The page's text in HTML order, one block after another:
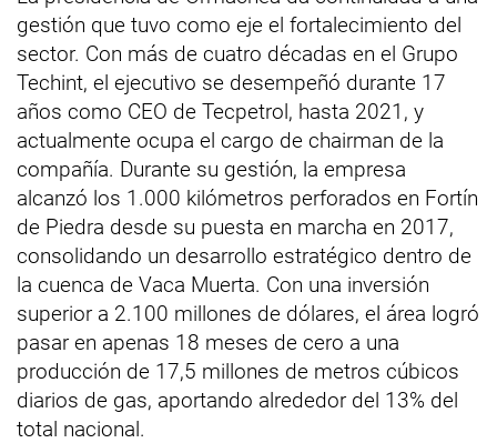
gestión que tuvo como eje el fortalecimiento del
sector. Con más de cuatro décadas en el Grupo
Techint, el ejecutivo se desempeñó durante 17
años como CEO de Tecpetrol, hasta 2021, y
actualmente ocupa el cargo de chairman de la
compañía. Durante su gestión, la empresa
alcanzó los 1.000 kilómetros perforados en Fortín
de Piedra desde su puesta en marcha en 2017,
consolidando un desarrollo estratégico dentro de
la cuenca de Vaca Muerta. Con una inversión
superior a 2.100 millones de dólares, el área logró
pasar en apenas 18 meses de cero a una
producción de 17,5 millones de metros cúbicos
diarios de gas, aportando alrededor del 13% del
total nacional.